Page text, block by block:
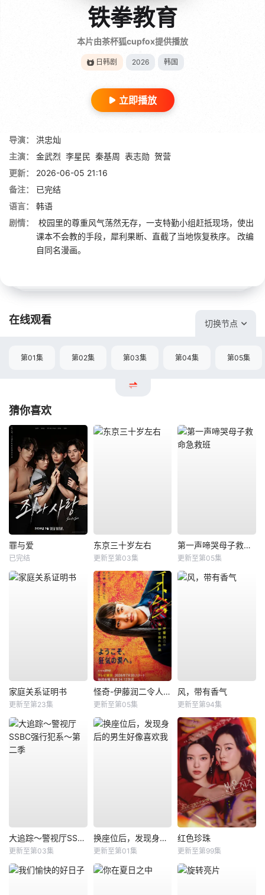
铁拳教育
本片由茶杯狐cupfox提供播放
日韩剧 2026 韩国
立即播放
导演：
洪忠灿
主演：
金武烈 李星民 秦基周 表志勋 贺营
更新：
2026-06-05 21:16
备注：
已完结
语言：
韩语
剧情：
校园里的尊重风气荡然无存，一支特勤小组赶抵现场，使出
课本不会教的手段，犀利果断、直截了当地恢复秩序。 改编
自同名漫画。
在线观看 切换节点
第01集 第02集 第03集 第04集 第05集
猜你喜欢
罪与爱
已完结
东京三十岁左右
更新至第03集
第一声啼哭母子救命急救班
更新至第05集
家庭关系证明书
更新至第23集
怪奇-伊藤润二令人彻夜难眠的奇异故事－
更新至第05集
风，带有香气
更新至第94集
大追踪〜警视厅SSBC强行犯系〜第二季
更新至第03集
换座位后，发现身后的男生好像喜欢我
更新至第01集
红色珍珠
更新至第99集